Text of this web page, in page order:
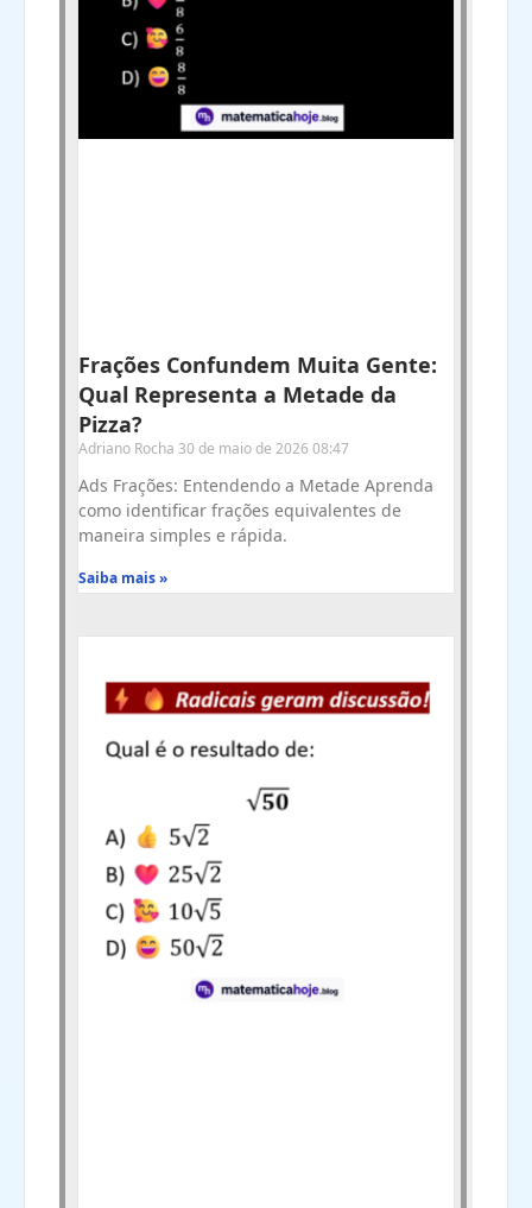
Frações Confundem Muita Gente:
Qual Representa a Metade da
Pizza?
Adriano Rocha 30 de maio de 2026 08:47
Ads Frações: Entendendo a Metade Aprenda
como identificar frações equivalentes de
maneira simples e rápida.
Saiba mais »